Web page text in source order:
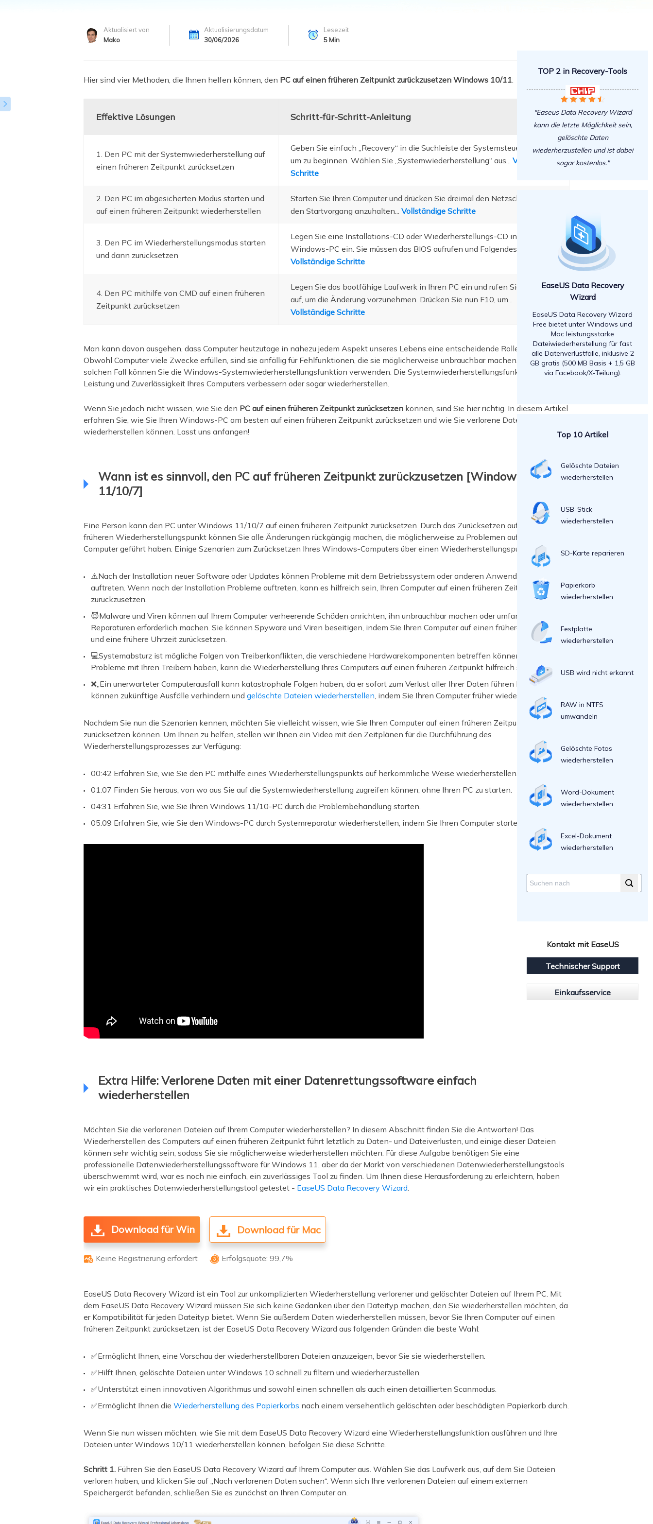
Professionelle Datenrettungsdienste
MSP Service
EaseUS Todo Backup White Label Service
Audio Tools
EaseUS VoiceWave
Stimme in Echtzeit ändern
Ringtone Editor
Klingeltöne für iPhone erstellen
Vocal Remover (Online)
Gesang kostenlos online entfernen

Aktualisiert von
Mako
Aktualisierungsdatum
30/06/2026
Lesezeit
5 Min
Hier sind vier Methoden, die Ihnen helfen können, den PC auf einen früheren Zeitpunkt zurückzusetzen Windows 10/11:
Effektive Lösungen Schritt-für-Schritt-Anleitung
1. Den PC mit der Systemwiederherstellung auf
einen früheren Zeitpunkt zurücksetzen
Geben Sie einfach „Recovery“ in die Suchleiste der Systemsteuerung ein,
um zu beginnen. Wählen Sie „Systemwiederherstellung“ aus... Vollständige
Schritte
2. Den PC im abgesicherten Modus starten und
auf einen früheren Zeitpunkt wiederherstellen
Starten Sie Ihren Computer und drücken Sie dreimal den Netzschalter, um
den Startvorgang anzuhalten... Vollständige Schritte
3. Den PC im Wiederherstellungsmodus starten
und dann zurücksetzen
Legen Sie eine Installations-CD oder Wiederherstellungs-CD in den
Windows-PC ein. Sie müssen das BIOS aufrufen und Folgendes tun...
Vollständige Schritte
4. Den PC mithilfe von CMD auf einen früheren
Zeitpunkt zurücksetzen
Legen Sie das bootfähige Laufwerk in Ihren PC ein und rufen Sie das BIOS
auf, um die Änderung vorzunehmen. Drücken Sie nun F10, um...
Vollständige Schritte
Man kann davon ausgehen, dass Computer heutzutage in nahezu jedem Aspekt unseres Lebens eine entscheidende Rolle spielen.
Obwohl Computer viele Zwecke erfüllen, sind sie anfällig für Fehlfunktionen, die sie möglicherweise unbrauchbar machen. In einem
solchen Fall können Sie die Windows-Systemwiederherstellungsfunktion verwenden. Die Systemwiederherstellungsfunktion kann die
Leistung und Zuverlässigkeit Ihres Computers verbessern oder sogar wiederherstellen.
Wenn Sie jedoch nicht wissen, wie Sie den PC auf einen früheren Zeitpunkt zurücksetzen können, sind Sie hier richtig. In diesem Artikel
erfahren Sie, wie Sie Ihren Windows-PC am besten auf einen früheren Zeitpunkt zurücksetzen und wie Sie verlorene Dateien
wiederherstellen können. Lasst uns anfangen!
Wann ist es sinnvoll, den PC auf früheren Zeitpunkt zurückzusetzen [Windows
11/10/7]
Eine Person kann den PC unter Windows 11/10/7 auf einen früheren Zeitpunkt zurücksetzen. Durch das Zurücksetzen auf einen
früheren Wiederherstellungspunkt können Sie alle Änderungen rückgängig machen, die möglicherweise zu Problemen auf Ihrem
Computer geführt haben. Einige Szenarien zum Zurücksetzen Ihres Windows-Computers über einen Wiederherstellungspunkt sind:
⚠️Nach der Installation neuer Software oder Updates können Probleme mit dem Betriebssystem oder anderen Anwendungen
auftreten. Wenn nach der Installation Probleme auftreten, kann es hilfreich sein, Ihren Computer auf einen früheren Zeitpunkt
zurückzusetzen.
😈Malware und Viren können auf Ihrem Computer verheerende Schäden anrichten, ihn unbrauchbar machen oder umfangreiche
Reparaturen erforderlich machen. Sie können Spyware und Viren beseitigen, indem Sie Ihren Computer auf einen früheren Zeitpunkt
und eine frühere Uhrzeit zurücksetzen.
💻Systemabsturz ist mögliche Folgen von Treiberkonflikten, die verschiedene Hardwarekomponenten betreffen können. Wenn Sie
Probleme mit Ihren Treibern haben, kann die Wiederherstellung Ihres Computers auf einen früheren Zeitpunkt hilfreich sein.
❌„Ein unerwarteter Computerausfall kann katastrophale Folgen haben, da er sofort zum Verlust aller Ihrer Daten führen kann.“ Sie
können zukünftige Ausfälle verhindern und gelöschte Dateien wiederherstellen, indem Sie Ihren Computer früher wiederherstellen.
Nachdem Sie nun die Szenarien kennen, möchten Sie vielleicht wissen, wie Sie Ihren Computer auf einen früheren Zeitpunkt
zurücksetzen können. Um Ihnen zu helfen, stellen wir Ihnen ein Video mit den Zeitplänen für die Durchführung des
Wiederherstellungsprozesses zur Verfügung:
00:42 Erfahren Sie, wie Sie den PC mithilfe eines Wiederherstellungspunkts auf herkömmliche Weise wiederherstellen.
01:07 Finden Sie heraus, von wo aus Sie auf die Systemwiederherstellung zugreifen können, ohne Ihren PC zu starten.
04:31 Erfahren Sie, wie Sie Ihren Windows 11/10-PC durch die Problembehandlung starten.
05:09 Erfahren Sie, wie Sie den Windows-PC durch Systemreparatur wiederherstellen, indem Sie Ihren Computer starten.
Extra Hilfe: Verlorene Daten mit einer Datenrettungssoftware einfach
wiederherstellen
Möchten Sie die verlorenen Dateien auf Ihrem Computer wiederherstellen? In diesem Abschnitt finden Sie die Antworten! Das
Wiederherstellen des Computers auf einen früheren Zeitpunkt führt letztlich zu Daten- und Dateiverlusten, und einige dieser Dateien
können sehr wichtig sein, sodass Sie sie möglicherweise wiederherstellen möchten. Für diese Aufgabe benötigen Sie eine
professionelle Datenwiederherstellungssoftware für Windows 11, aber da der Markt von verschiedenen Datenwiederherstellungstools
überschwemmt wird, war es noch nie einfach, ein zuverlässiges Tool zu finden. Um Ihnen diese Herausforderung zu erleichtern, haben
wir ein praktisches Datenwiederherstellungstool getestet - EaseUS Data Recovery Wizard.
Download für Win
 Keine Registrierung erfordert
Download für Mac
 Erfolgsquote: 99,7%
EaseUS Data Recovery Wizard ist ein Tool zur unkomplizierten Wiederherstellung verlorener und gelöschter Dateien auf Ihrem PC. Mit
dem EaseUS Data Recovery Wizard müssen Sie sich keine Gedanken über den Dateityp machen, den Sie wiederherstellen möchten, da
er Kompatibilität für jeden Dateityp bietet. Wenn Sie außerdem Daten wiederherstellen müssen, bevor Sie Ihren Computer auf einen
früheren Zeitpunkt zurücksetzen, ist der EaseUS Data Recovery Wizard aus folgenden Gründen die beste Wahl:
✅Ermöglicht Ihnen, eine Vorschau der wiederherstellbaren Dateien anzuzeigen, bevor Sie sie wiederherstellen.
✅Hilft Ihnen, gelöschte Dateien unter Windows 10 schnell zu filtern und wiederherzustellen.
✅Unterstützt einen innovativen Algorithmus und sowohl einen schnellen als auch einen detaillierten Scanmodus.
✅Ermöglicht Ihnen die Wiederherstellung des Papierkorbs nach einem versehentlich gelöschten oder beschädigten Papierkorb durch.
Wenn Sie nun wissen möchten, wie Sie mit dem EaseUS Data Recovery Wizard eine Wiederherstellungsfunktion ausführen und Ihre
Dateien unter Windows 10/11 wiederherstellen können, befolgen Sie diese Schritte.
Schritt 1. Führen Sie den EaseUS Data Recovery Wizard auf Ihrem Computer aus. Wählen Sie das Laufwerk aus, auf dem Sie Dateien
verloren haben, und klicken Sie auf „Nach verlorenen Daten suchen“. Wenn sich Ihre verlorenen Dateien auf einem externen
Speichergerät befanden, schließen Sie es zunächst an Ihren Computer an.
TOP 2 in Recovery-Tools

    
"Easeus Data Recovery Wizard
kann die letzte Möglichkeit sein,
gelöschte Daten
wiederherzustellen und ist dabei
sogar kostenlos."
EaseUS Data Recovery
Wizard
EaseUS Data Recovery Wizard
Free bietet unter Windows und
Mac leistungsstarke
Dateiwiederherstellung für fast
alle Datenverlustfälle, inklusive 2
GB gratis (500 MB Basis + 1,5 GB
via Facebook/X-Teilung).
Top 10 Artikel
Gelöschte Dateien
wiederherstellen
USB-Stick
wiederherstellen
SD-Karte reparieren
Papierkorb
wiederherstellen
Festplatte
wiederherstellen
USB wird nicht erkannt
RAW in NTFS
umwandeln
Gelöschte Fotos
wiederherstellen
Word-Dokument
wiederherstellen
Excel-Dokument
wiederherstellen
Kontakt mit EaseUS
Technischer Support
Einkaufsservice